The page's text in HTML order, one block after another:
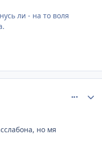
ли - на то воля
но мя